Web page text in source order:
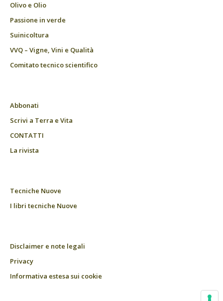
Olivo e Olio
Passione in verde
Suinicoltura
VVQ – Vigne, Vini e Qualità
Comitato tecnico scientifico
Abbonati
Scrivi a Terra e Vita
CONTATTI
La rivista
Tecniche Nuove
I libri tecniche Nuove
Disclaimer e note legali
Privacy
Informativa estesa sui cookie